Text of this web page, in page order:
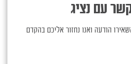
עם נציג
הודעה ואנו נחזור אליכם בהקדם